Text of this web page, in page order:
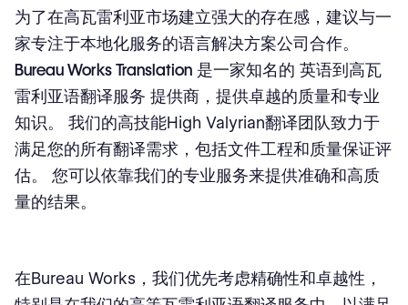
为了在高瓦雷利亚市场建立强大的存在感，建议与一
家专注于本地化服务的语言解决方案公司合作。
Bureau Works Translation 是一家知名的 英语到高瓦
雷利亚语翻译服务 提供商，提供卓越的质量和专业
知识。 我们的高技能High Valyrian翻译团队致力于
满足您的所有翻译需求，包括文件工程和质量保证评
估。 您可以依靠我们的专业服务来提供准确和高质
量的结果。
在Bureau Works，我们优先考虑精确性和卓越性，